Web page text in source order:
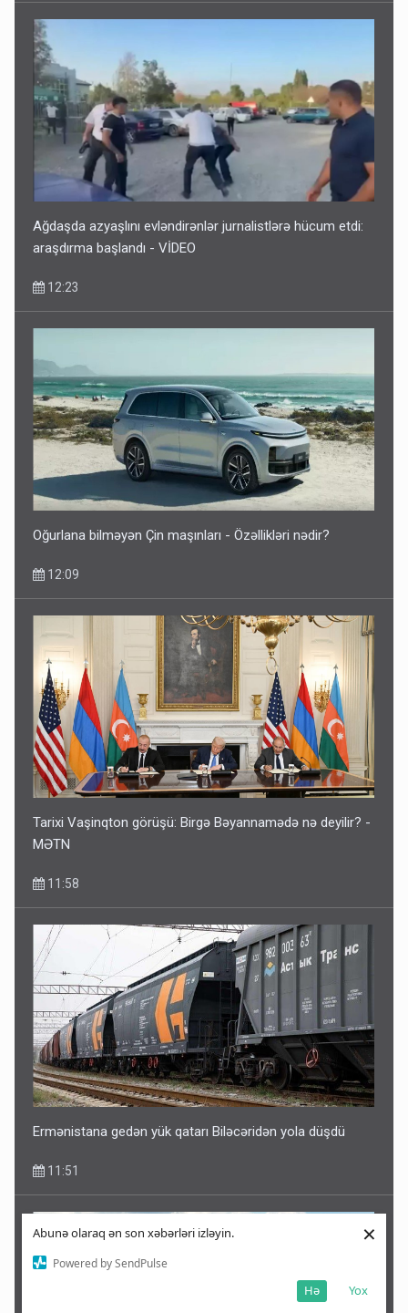
Abunə olaraq ən son xəbərləri izləyin.
Powered by SendPulse
Yox
Hə
×
Ağdaşda azyaşlını evləndirənlər jurnalistlərə hücum etdi:
araşdırma başlandı - VİDEO
12:23
Oğurlana bilməyən Çin maşınları - Özəllikləri nədir?
12:09
Tarixi Vaşinqton görüşü: Birgə Bəyannamədə nə deyilir? -
MƏTN
11:58
Ermənistana gedən yük qatarı Biləcəridən yola düşdü
11:51